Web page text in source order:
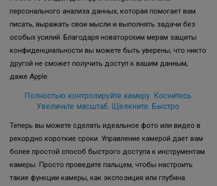
персонального анализа данных, которая помогает вам
писать, выражать свои мысли и выполнять задачи без
особых усилий. Благодаря новаторским мерам защиты
конфиденциальности вы можете быть уверены, что никто
другой не сможет получить доступ к вашим данным,
даже Apple.
Полностью контролируйте камеру. Коснитесь.
Увеличьте масштаб. Щелкните. Быстро.
Теперь вы можете сделать идеальное фото или видео в
рекордно короткие сроки. Управление камерой дает вам
более простой способ быстрого доступа к инструментам
камеры. Просто проведите пальцем, чтобы настроить
такие функции камеры, как экспозиция или глубина